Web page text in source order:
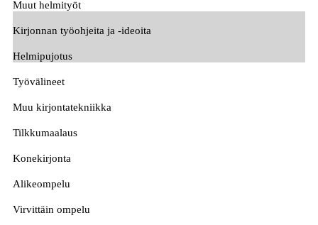
Muut helmityöt
Kirjonnan työohjeita ja -ideoita
Helmipujotus
Työvälineet
Muu kirjontatekniikka
Tilkkumaalaus
Konekirjonta
Alikeompelu
Virvittäin ompelu